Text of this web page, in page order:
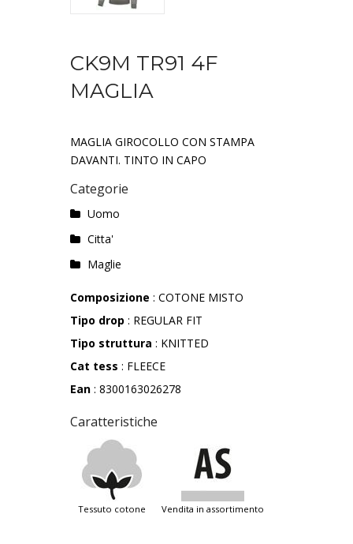
CK9M TR91 4F
MAGLIA
MAGLIA GIROCOLLO CON STAMPA
DAVANTI. TINTO IN CAPO
Categorie
Uomo
Citta'
Maglie
Composizione : COTONE MISTO
Tipo drop : REGULAR FIT
Tipo struttura : KNITTED
Cat tess : FLEECE
Ean : 8300163026278
Caratteristiche
tessuto cotone vendita in assortimento